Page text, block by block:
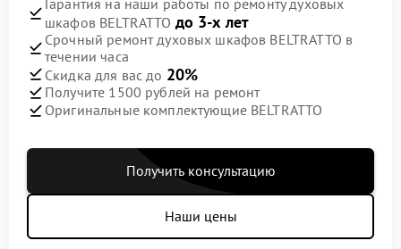
шкафов BELTRATTO до 3-х лет
Срочный ремонт духовых шкафов BELTRATTO в
течении часа
Скидка для вас до 20%
Получите 1500 рублей на ремонт
Оригинальные комплектующие BELTRATTO
Получить консультацию
Наши цены